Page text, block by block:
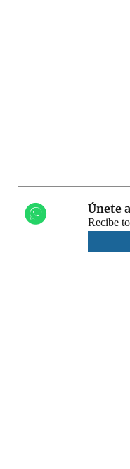
Únete
Recibe